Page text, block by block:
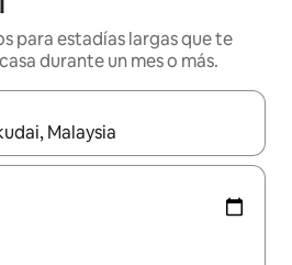
para estadías largas que te
durante un mes o más.
disponibles, navega con las